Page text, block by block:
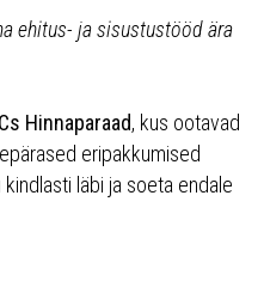
ehitus- ja sisustustööd ära
Hinnaparaad, kus ootavad
eripakkumised
läbi ja soeta endale